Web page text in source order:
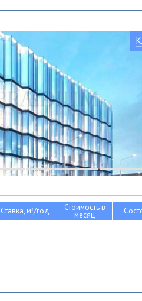
Ставка, м2/год Стоимость в
месяц